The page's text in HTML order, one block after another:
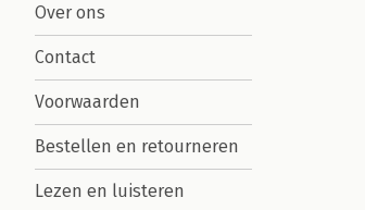
Over ons
Contact
Voorwaarden
Bestellen en retourneren
Lezen en luisteren